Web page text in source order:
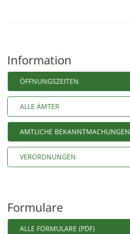
Information
ÖFFNUNGSZEITEN
ALLE ÄMTER
AMTLICHE BEKANNTMACHUNGEN
VERORDNUNGEN
Formulare
ALLE FORMULARE (PDF)